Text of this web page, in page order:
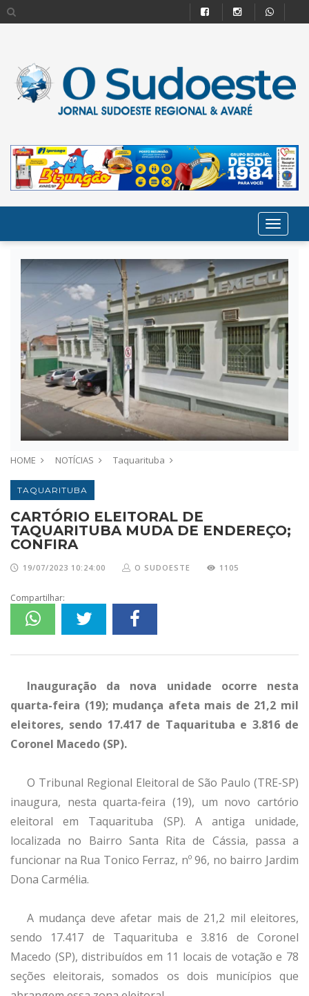
HOME NOTÍCIAS Taquarituba
TAQUARITUBA
CARTÓRIO ELEITORAL DE
TAQUARITUBA MUDA DE ENDEREÇO;
CONFIRA
19/07/2023 10:24:00 O SUDOESTE 1105
Compartilhar:
Inauguração da nova unidade ocorre nesta
quarta-feira (19); mudança afeta mais de 21,2 mil
eleitores, sendo 17.417 de Taquarituba e 3.816 de
Coronel Macedo (SP).
O Tribunal Regional Eleitoral de São Paulo (TRE-SP)
inaugura, nesta quarta-feira (19), um novo cartório
eleitoral em Taquarituba (SP). A antiga unidade,
localizada no Bairro Santa Rita de Cássia, passa a
funcionar na Rua Tonico Ferraz, nº 96, no bairro Jardim
Dona Carmélia.
A mudança deve afetar mais de 21,2 mil eleitores,
sendo 17.417 de Taquarituba e 3.816 de Coronel
Macedo (SP), distribuídos em 11 locais de votação e 78
seções eleitorais, somados os dois municípios que